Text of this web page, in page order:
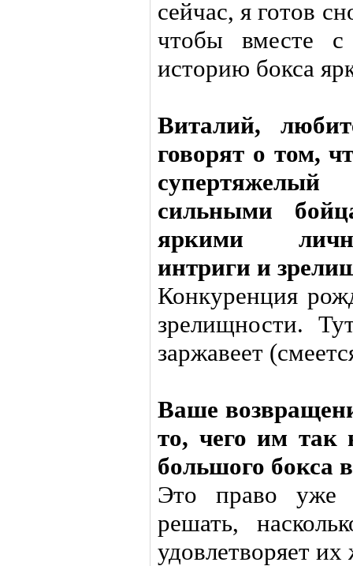
сейчас, я готов
чтобы вместе
историю бокса
Виталий,
говорят о том,
сильными
яркими
интриги и
Конкуренция
зрелищности.
заржавеет
Ваше
то, чего им так
большого бокса
Это право уже
решать,
удовлетворяет их